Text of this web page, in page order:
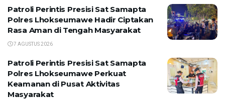
Patroli Perintis Presisi Sat Samapta
Polres Lhokseumawe Hadir Ciptakan
Rasa Aman di Tengah Masyarakat
7 AGUSTUS 2026
Patroli Perintis Presisi Sat Samapta
Polres Lhokseumawe Perkuat
Keamanan di Pusat Aktivitas
Masyarakat